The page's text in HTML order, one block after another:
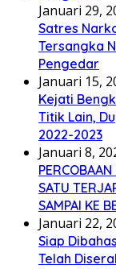
Januari 29,
Satres
Tersangka
Pengedar
Januari 15,
Kejati
Titik Lain,
2022-2023
Januari 8,
SATU
SAMPAI KE
Januari 22,
Siap
Telah